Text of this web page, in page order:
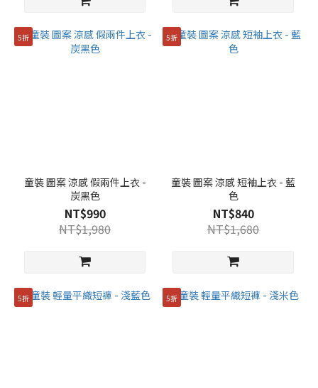
5折
童裝 圖案 涼感 假兩件上衣 -
炭黑色
NT$990
NT$1,980
5折
童裝 圖案 涼感 短袖上衣 - 藍
色
NT$840
NT$1,680
5折 5折